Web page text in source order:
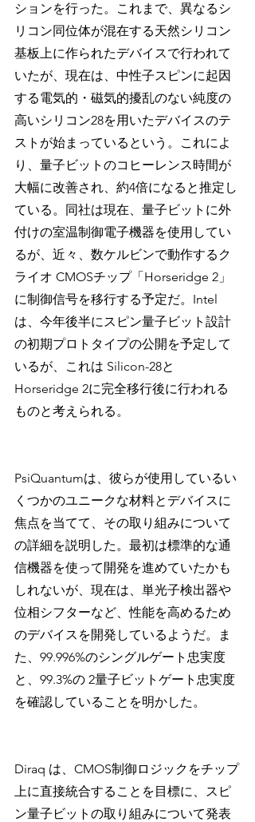
ションを行った。これまで、異なるシ
リコン同位体が混在する天然シリコン
基板上に作られたデバイスで行われて
いたが、現在は、中性子スピンに起因
する電気的・磁気的擾乱のない純度の
高いシリコン28を用いたデバイスのテ
ストが始まっているという。これによ
り、量子ビットのコヒーレンス時間が
大幅に改善され、約4倍になると推定し
ている。同社は現在、量子ビットに外
付けの室温制御電子機器を使用してい
るが、近々、数ケルビンで動作するク
ライオ CMOSチップ「Horseridge 2」
に制御信号を移行する予定だ。Intel
は、今年後半にスピン量子ビット設計
の初期プロトタイプの公開を予定して
いるが、これは Silicon-28と
Horseridge 2に完全移行後に行われる
ものと考えられる。
PsiQuantumは、彼らが使用しているい
くつかのユニークな材料とデバイスに
焦点を当てて、その取り組みについて
の詳細を説明した。最初は標準的な通
信機器を使って開発を進めていたかも
しれないが、現在は、単光子検出器や
位相シフターなど、性能を高めるため
のデバイスを開発しているようだ。ま
た、99.996%のシングルゲート忠実度
と、99.3%の 2量子ビットゲート忠実度
を確認していることを明かした。
Diraq は、CMOS制御ロジックをチップ
上に直接統合することを目標に、スピ
ン量子ビットの取り組みについて発表